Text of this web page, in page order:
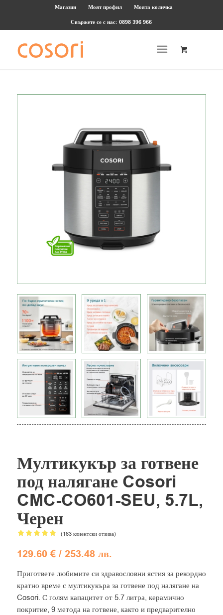
Магазин Моят профил
Моята количка
Свържете се с нас: 0898 396 966
Мултикукър за готвене
под налягане Cosori
CMC-CO601-SEU, 5.7L,
Черен
4.93от 5,
на
163
потребителски
оценки
(163клиентски отзива)
129.60€/ 253.48 лв.
Пригответе любимите си здравословни ястия за рекордно
кратно време с мултикукъра за готвене под налягане на
Cosori. С голям капацитет от 5.7 литра, керамично
покритие, 9 метода на готвене, както и предварително